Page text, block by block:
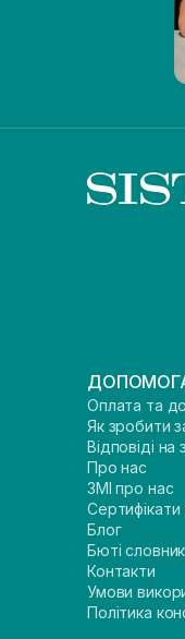
Оплата та
Як зробити
Відповіді на
Про нас
ЗМІ про нас
Блог
Бюті словник
Контакти
Умови
Політика